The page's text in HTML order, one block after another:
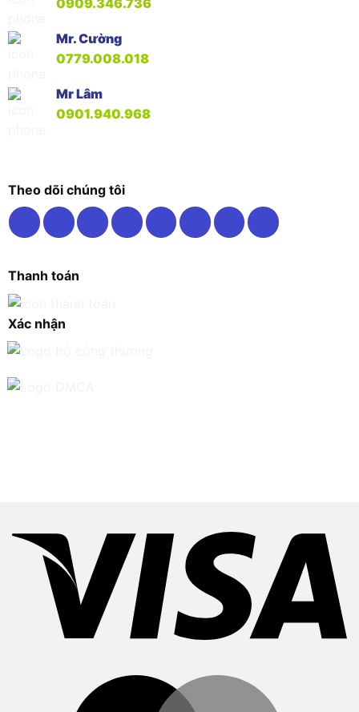
Mr. Cường
0779.008.018
Mr Lâm
0901.940.968
Theo dõi chúng tôi
Thanh toán
Xác nhận